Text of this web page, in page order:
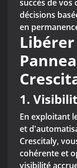
succès de vos
décisions
en
1.
En exploitant
et
Crescitaly,
cohérente et
visibilité